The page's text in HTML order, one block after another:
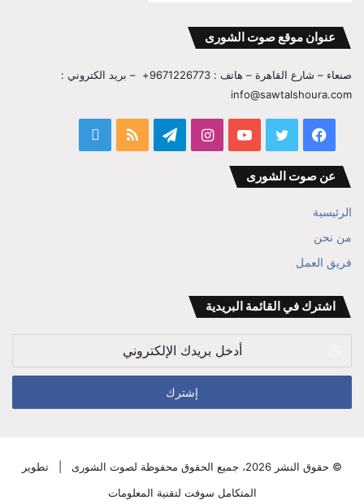
عنوان موقع صوت الشورى
صنعاء – شارع القاهرة – هاتف : 9671226773+ – بريد الكتروني :
info@sawtalshoura.com
فيسبوك تويتر يوتيوب انستقرامتيلقرام ملخص
عن صوت الشورى
الرئيسية
من نحن
فريق العمل
اشترك في القائمة البريدية
الإلكتروني
© حقوق النشر 2026، جميع الحقوق محفوظة لصوت الشورى |
تطوير
المتكامل سوفت لتقنية المعلومات